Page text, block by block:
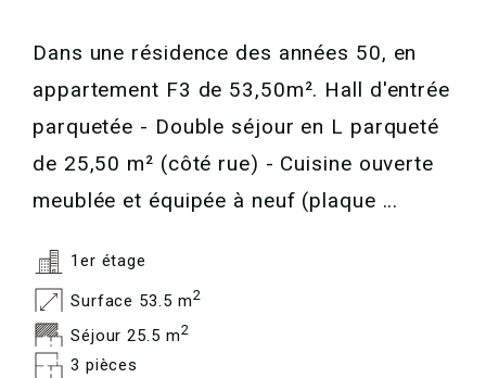
Dans une résidence des années 50, en
appartement F3 de 53,50m². Hall d'entrée
parquetée - Double séjour en L parqueté
de 25,50 m² (côté rue) - Cuisine ouverte
meublée et équipée à neuf (plaque ...
1er étage
Surface 53.5 m2
Séjour 25.5 m2
3 pièces